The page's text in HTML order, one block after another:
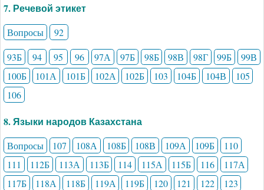
7. Речевой этикет
Вопросы
92
93Б
94 95 96 97А 97Б 98Б 98В 98Г 99Б
99В
100Б
101А 101Б 102А 102Б 103 104Б 104В
105
106
8. Языки народов Казахстана
Вопросы 107 108А 108Б 108В 109А 109Б
110
111
112Б 113А 113Б 114 115А 115Б 116
117А
117Б
118А 118Б 119А 119Б 120 121 122 123